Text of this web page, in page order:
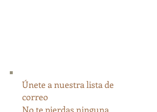
Únete a nuestra lista de
correo
No te pierdas ninguna